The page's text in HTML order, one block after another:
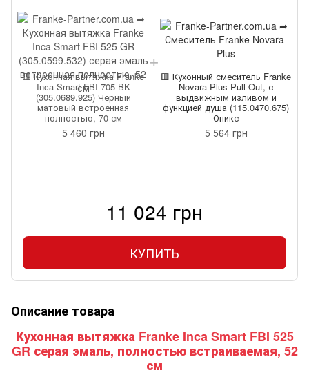
🟥 Кухонная вытяжка Franke
Inca Smart FBI 705 BK
(305.0689.925) Чёрный
матовый встроенная
полностью, 70 см
5 460 грн
🟥 Кухонный смеситель Franke
Novara-Plus Pull Out, с
выдвижным изливом и
функцией душа (115.0470.675)
Оникс
5 564 грн
11 024 грн
КУПИТЬ
Описание товара
Кухонная вытяжка Franke Inca Smart FBI 525
GR серая эмаль, полностью встраиваемая, 52
см